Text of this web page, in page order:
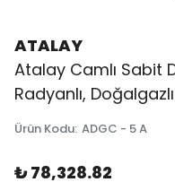
ATALAY
Atalay Camlı Sabit
Radyanlı, Doğalgazlı
Ürün Kodu: ADGC - 5 A
₺ 78,328.82